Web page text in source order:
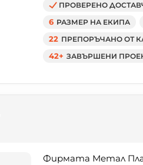
ПРОВЕРЕНО
6 РАЗМЕР НА ЕКИПА
22 ПРЕПОРЪЧАНО ОТ
42+ ЗАВЪРШЕНИ
Фирмата Метал